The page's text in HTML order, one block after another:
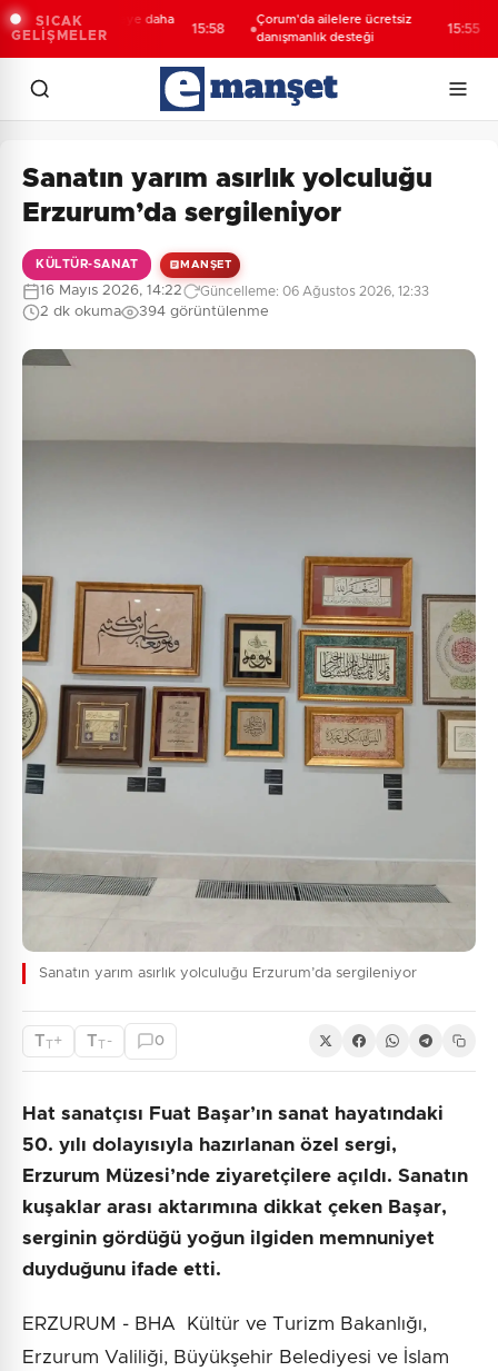
SICAK
GELİŞMELER
3 mahalleye daha
yatırım
15:58
Çorum'da ailelere ücretsiz
danışmanlık desteği
15:55
Sanatın yarım asırlık yolculuğu
Erzurum’da sergileniyor
KÜLTÜR-SANAT MANŞET
16 Mayıs 2026, 14:22 Güncelleme: 06 Ağustos 2026, 12:33
2 dk okuma 394 görüntülenme
Sanatın yarım asırlık yolculuğu Erzurum’da sergileniyor
TT+ TT - 0
Hat sanatçısı Fuat Başar’ın sanat hayatındaki
50. yılı dolayısıyla hazırlanan özel sergi,
Erzurum Müzesi’nde ziyaretçilere açıldı. Sanatın
kuşaklar arası aktarımına dikkat çeken Başar,
serginin gördüğü yoğun ilgiden memnuniyet
duyduğunu ifade etti.
ERZURUM - BHA Kültür ve Turizm Bakanlığı,
Erzurum Valiliği, Büyükşehir Belediyesi ve İslam